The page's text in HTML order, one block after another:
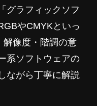
グラフィックソフ
やCMYKといっ
解像度・階調の意
系ソフトウェアの
ながら丁寧に解説